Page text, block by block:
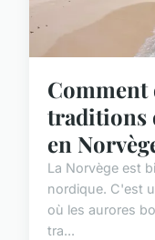
traditions
en
La Norvège est
nordique. C'est
où les aurores
tra...